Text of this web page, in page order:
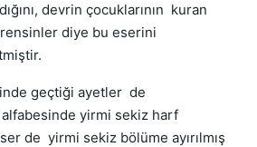
devrin çocuklarının kuran
diye bu eserini
geçtiği ayetler de
yirmi sekiz harf
de yirmi sekiz bölüme ayırılmış